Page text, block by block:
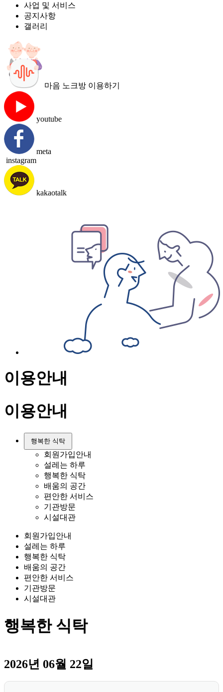
사업 및 서비스
공지사항
갤러리
마음 노크방 이용하기
youtube
meta
instagram
kakaotalk
이용안내
이용안내
행복한 식탁
회원가입안내
설레는 하루
행복한 식탁
배움의 공간
편안한 서비스
기관방문
시설대관
회원가입안내
설레는 하루
행복한 식탁
배움의 공간
편안한 서비스
기관방문
시설대관
행복한 식탁
2026년 06월 22일